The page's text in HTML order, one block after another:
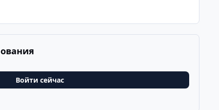
Войти сейчас